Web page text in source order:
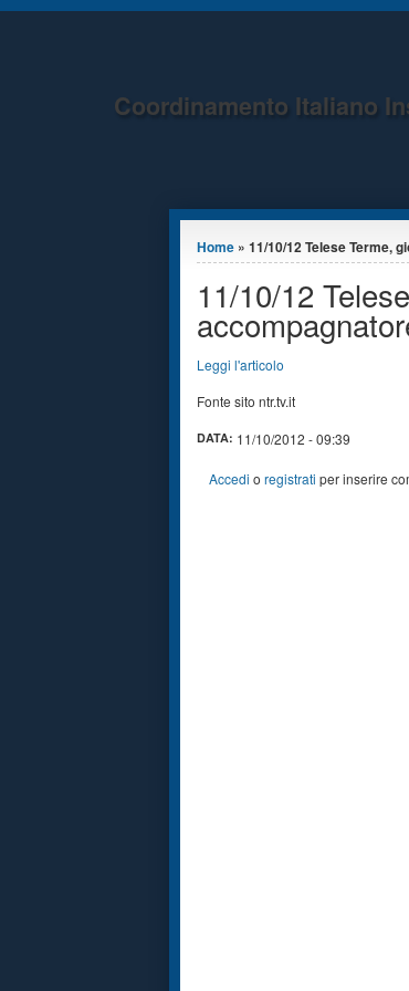
Jump to Content
Coordinamento Italiano
Tu sei qui
Home » 11/10/12 Telese Terme,
11/10/12
Leggi l'articolo
Fonte sito ntr.tv.it
DATA: 11/10/2012 - 09:39
Accedi o registrati per inserire